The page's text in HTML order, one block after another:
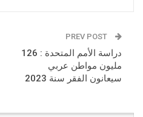
دراسة الأمم المتحدة : 126
مليون مواطن عربي
سيعانون الفقر سنة 2023